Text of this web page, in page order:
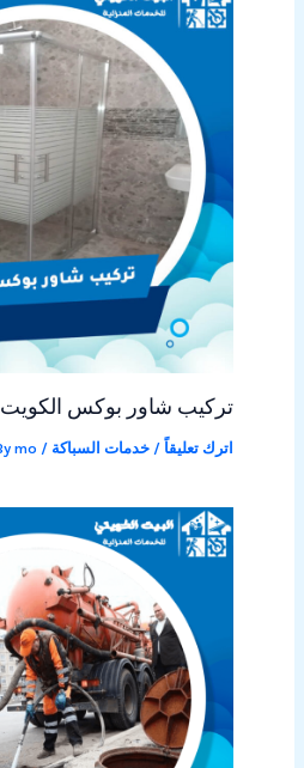
تركيب شاور بوكس الكويت
اترك تعليقاً / خدمات السباكة / By
mo